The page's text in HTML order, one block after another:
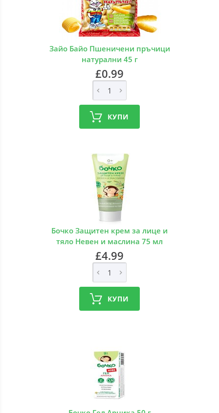
Зайо Байо Пшеничени пръчици
натурални 45 г
£0.99
КУПИ
Бочко Защитен крем за лице и
тяло Невен и маслина 75 мл
£4.99
КУПИ